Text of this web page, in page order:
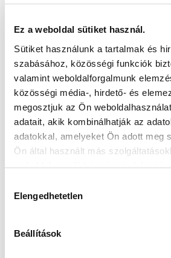
Ez a weboldal sütiket használ.
Sütiket használunk a tartalmak és
szabásához, közösségi funkciók
valamint weboldalforgalmunk
közösségi média-, hirdető- és
megosztjuk az Ön
adatait, akik kombinálhatják az
adatokkal, amelyeket Ön adott meg
Ön által használt más
weboldalon való böngészés
kiválasztása
Elengedhetetlen
Beállítások